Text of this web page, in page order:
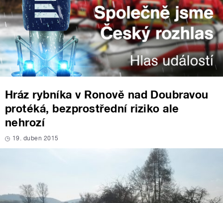
Hráz rybníka v Ronově nad Doubravou
protéká, bezprostřední riziko ale
nehrozí
19. duben 2015